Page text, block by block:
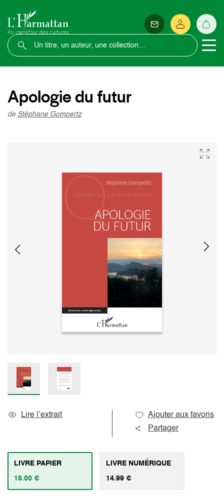
Apologie du futur
de Stéphane Gompertz
Lire l’extrait
Ajouter aux favoris
Partager
LIVRE PAPIER
18.00 €
LIVRE NUMÉRIQUE
14.99 €